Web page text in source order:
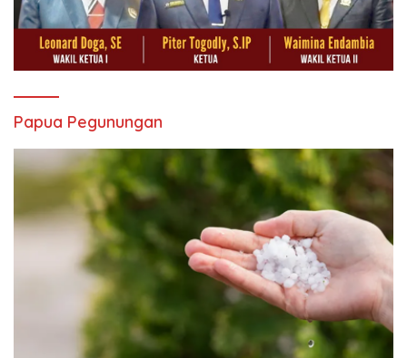
Papua Pegunungan